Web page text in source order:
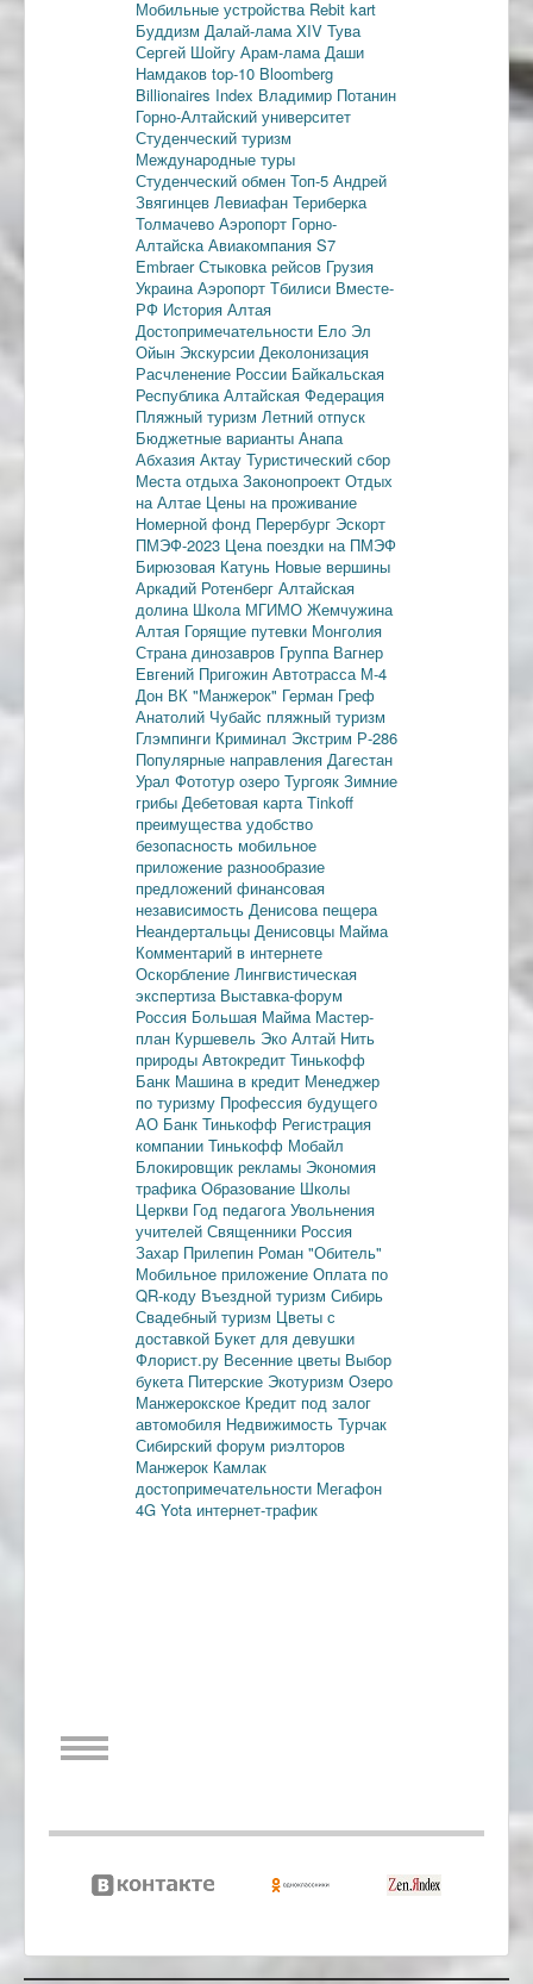
Мобильные устройства Rebit kart
Буддизм Далай-лама XIV Тува
Сергей Шойгу Арам-ламаДаши
Намдаков top-10 Bloomberg
Billionaires Index Владимир Потанин
Горно-Алтайский университет
Студенческий туризм
Международные туры
Студенческий обмен Топ-5 Андрей
Звягинцев Левиафан Териберка
Толмачево Аэропорт Горно-
АлтайскаАвиакомпания S7
EmbraerСтыковка рейсов Грузия
УкраинаАэропорт Тбилиси Вместе-
РФ История Алтая
Достопримечательности Ело Эл
Ойын Экскурсии Деколонизация
Расчленение России Байкальская
РеспубликаАлтайская Федерация
Пляжный туризм Летний отпуск
Бюджетные варианты Анапа
Абхазия Актау Туристический сбор
Места отдыхаЗаконопроект Отдых
на Алтае Цены на проживание
Номерной фонд Перербург Эскорт
ПМЭФ-2023 Цена поездки на ПМЭФ
Бирюзовая Катунь Новые вершины
Аркадий Ротенберг Алтайская
долина Школа МГИМО Жемчужина
Алтая Горящие путевки Монголия
Страна динозавров Группа Вагнер
Евгений Пригожин Автотрасса М-4
Дон ВК "Манжерок" Герман Греф
Анатолий Чубайс пляжный туризм
Глэмпинги Криминал Экстрим Р-286
Популярные направления Дагестан
Урал Фототур озеро Тургояк Зимние
грибы Дебетовая картаTinkoff
преимуществаудобство
безопасность мобильное
приложение разнообразие
предложений финансовая
независимость Денисова пещера
Неандертальцы Денисовцы Майма
Комментарий в интернете
Оскорбление Лингвистическая
экспертиза Выставка-форум
Россия Большая Майма Мастер-
план Куршевель Эко Алтай Нить
природы Автокредит Тинькофф
Банк Машина в кредит Менеджер
по туризму Профессия будущего
АО Банк Тинькофф Регистрация
компании Тинькофф Мобайл
Блокировщик рекламы Экономия
трафикаОбразование Школы
Церкви Год педагогаУвольнения
учителей Священники Россия
Захар Прилепин Роман "Обитель"
Мобильное приложение Оплата по
QR-коду Въездной туризм Сибирь
Свадебный туризм Цветы с
доставкой Букет для девушки
Флорист.ру Весенние цветы Выбор
букета Питерские Экотуризм Озеро
Манжерокское Кредит под залог
автомобиля Недвижимость Турчак
Сибирский форум риэлторов
Манжерок Камлак
достопримечательности Мегафон
4G Yota интернет-трафик